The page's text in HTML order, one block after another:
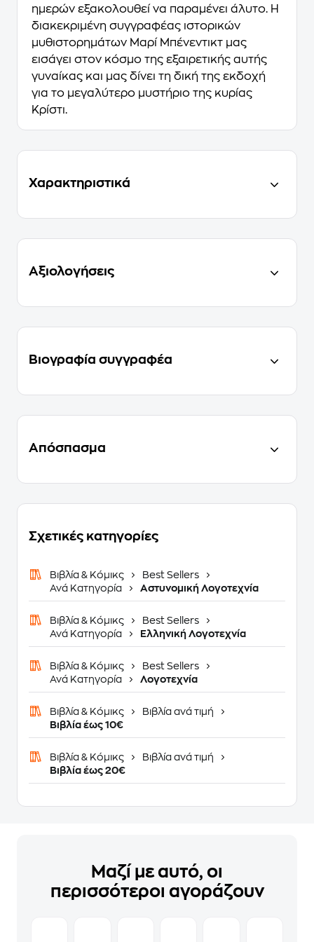
ημερών εξακολουθεί να παραμένει άλυτο. Η
διακεκριμένη συγγραφέας ιστορικών
μυθιστορημάτων Μαρί Μπένεντικτ μας
εισάγει στον κόσμο της εξαιρετικής αυτής
γυναίκας και μας δίνει τη δική της εκδοχή
για το μεγαλύτερο μυστήριο της κυρίας
Κρίστι.
Χαρακτηριστικά
Αξιολογήσεις
Βιογραφία συγγραφέα
Απόσπασμα
Σχετικές κατηγορίες
Βιβλία & Κόμικς
Best Sellers
Ανά Κατηγορία
Αστυνομική Λογοτεχνία
Βιβλία & Κόμικς
Best Sellers
Ανά Κατηγορία
Ελληνική Λογοτεχνία
Βιβλία & Κόμικς
Best Sellers
Ανά Κατηγορία
Λογοτεχνία
Βιβλία & Κόμικς
Βιβλία ανά τιμή
Βιβλία έως 10€
Βιβλία & Κόμικς
Βιβλία ανά τιμή
Βιβλία έως 20€
Μαζί με αυτό, οι
περισσότεροι αγοράζουν